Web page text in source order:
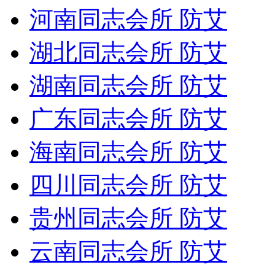
河南同志会所 防艾
湖北同志会所 防艾
湖南同志会所 防艾
广东同志会所 防艾
海南同志会所 防艾
四川同志会所 防艾
贵州同志会所 防艾
云南同志会所 防艾